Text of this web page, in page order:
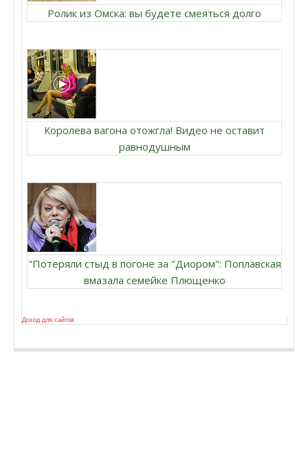
Ролик из Омска: вы будете смеяться долго
Королева вагона отожгла! Видео не оставит
равнодушным
"Потеряли стыд в погоне за "Диором": Поплавская
вмазала семейке Плющенко
Доход для сайтов